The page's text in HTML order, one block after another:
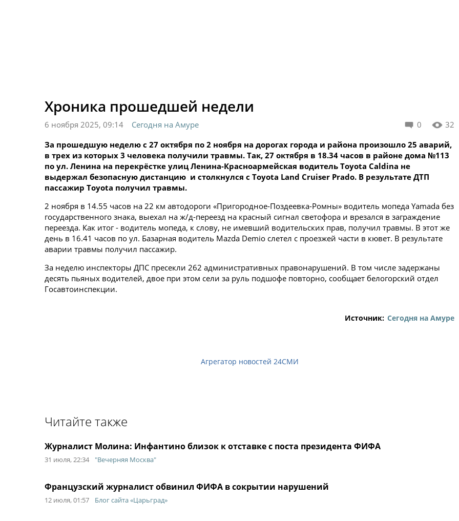
Хроника прошедшей недели
0 32
6 ноября 2025, 09:14
Сегодня на Амуре
За прошедшую неделю с 27 октября по 2 ноября на дорогах города и района произошло 25 аварий,
в трех из которых 3 человека получили травмы. Так, 27 октября в 18.34 часов в районе дома №113
по ул. Ленина на перекрёстке улиц Ленина-Красноармейская водитель Toyota Caldina не
выдержал безопасную дистанцию и столкнулся с Toyota Land Cruiser Prado. В результате ДТП
пассажир Toyota получил травмы.
2 ноября в 14.55 часов на 22 км автодороги «Пригородное-Поздеевка-Ромны» водитель мопеда Yamada без
государственного знака, выехал на ж/д-переезд на красный сигнал светофора и врезался в заграждение
переезда. Как итог - водитель мопеда, к слову, не имевший водительских прав, получил травмы. В этот же
день в 16.41 часов по ул. Базарная водитель Mazda Demio слетел с проезжей части в кювет. В результате
аварии травмы получил пассажир.
За неделю инспекторы ДПС пресекли 262 административных правонарушений. В том числе задержаны
десять пьяных водителей, двое при этом сели за руль подшофе повторно, сообщает белогорский отдел
Госавтоинспекции.
Источник: Сегодня на Амуре
Агрегатор новостей 24СМИ
Читайте также
Журналист Молина: Инфантино близок к отставке с поста президента ФИФА
31 июля, 22:34 "Вечерняя Москва"
Французский журналист обвинил ФИФА в сокрытии нарушений
12 июля, 01:57 Блог сайта «Царьград»